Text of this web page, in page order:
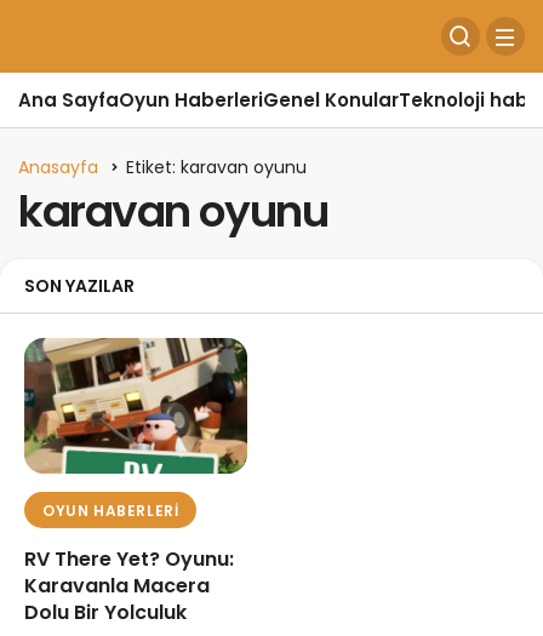
Ana SayfaOyun HaberleriGenel KonularTeknoloji
Anasayfa Etiket: karavan oyunu
karavan oyunu
SON YAZILAR
OYUN HABERLERI
RV There Yet? Oyunu:
Karavanla Macera
Dolu Bir Yolculuk